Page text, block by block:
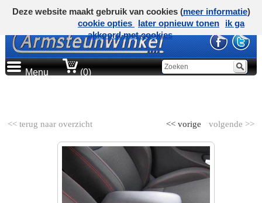
Menu (0)
<< terug naar overzicht volgende >>
<< vorige
Deze website maakt gebruik van cookies (meer informatie)
cookie opties
later opnieuw tonen
ik ga
akkoord met cookies